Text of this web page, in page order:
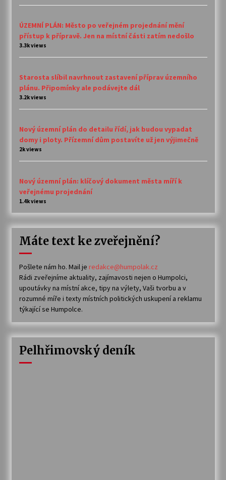
ÚZEMNÍ PLÁN: Město po veřejném projednání mění
přístup k přípravě. Jen na místní části zatím nedošlo
3.3k views
Starosta slíbil navrhnout zastavení příprav územního
plánu. Připomínky ale podávejte dál
3.2k views
Nový územní plán do detailu řídí, jak budou vypadat
domy i ploty. Přízemní dům postavíte už jen výjimečně
2k views
Nový územní plán: klíčový dokument města míří k
veřejnému projednání
1.4k views
Máte text ke zveřejnění?
Pošlete nám ho. Mail je redakce@humpolak.cz
Rádi zveřejníme aktuality, zajímavosti nejen o Humpolci,
upoutávky na místní akce, tipy na výlety, Vaši tvorbu a v
rozumné míře i texty místních politických uskupení a reklamu
týkající se Humpolce.
Pelhřimovský deník